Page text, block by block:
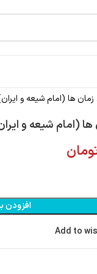
ها (امام شیعه و
(امام شیعه و
افزودن
Add to